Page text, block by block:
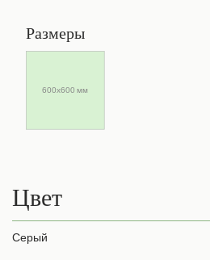
Размеры
600х600 мм
Цвет
Серый